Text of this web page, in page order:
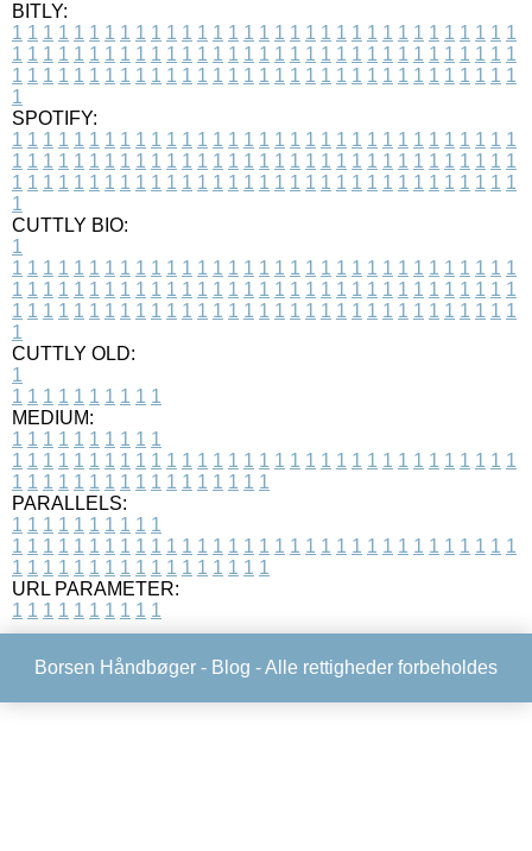
BITLY:
1 1 1 1 1 1 1 1 1 1 1 1 1 1 1 1 1 1 1 1 1 1 1 1 1 1 1 1 1 1 1 1 1
1 1 1 1 1 1 1 1 1 1 1 1 1 1 1 1 1 1 1 1 1 1 1 1 1 1 1 1 1 1 1 1 1
1 1 1 1 1 1 1 1 1 1 1 1 1 1 1 1 1 1 1 1 1 1 1 1 1 1 1 1 1 1 1 1 1
1
SPOTIFY:
1 1 1 1 1 1 1 1 1 1 1 1 1 1 1 1 1 1 1 1 1 1 1 1 1 1 1 1 1 1 1 1 1
1 1 1 1 1 1 1 1 1 1 1 1 1 1 1 1 1 1 1 1 1 1 1 1 1 1 1 1 1 1 1 1 1
1 1 1 1 1 1 1 1 1 1 1 1 1 1 1 1 1 1 1 1 1 1 1 1 1 1 1 1 1 1 1 1 1
1
CUTTLY BIO:
1
1 1 1 1 1 1 1 1 1 1 1 1 1 1 1 1 1 1 1 1 1 1 1 1 1 1 1 1 1 1 1 1 1
1 1 1 1 1 1 1 1 1 1 1 1 1 1 1 1 1 1 1 1 1 1 1 1 1 1 1 1 1 1 1 1 1
1 1 1 1 1 1 1 1 1 1 1 1 1 1 1 1 1 1 1 1 1 1 1 1 1 1 1 1 1 1 1 1 1
1
CUTTLY OLD:
1
1 1 1 1 1 1 1 1 1 1
MEDIUM:
1 1 1 1 1 1 1 1 1 1
1 1 1 1 1 1 1 1 1 1 1 1 1 1 1 1 1 1 1 1 1 1 1 1 1 1 1 1 1 1 1 1 1
1 1 1 1 1 1 1 1 1 1 1 1 1 1 1 1 1
PARALLELS:
1 1 1 1 1 1 1 1 1 1
1 1 1 1 1 1 1 1 1 1 1 1 1 1 1 1 1 1 1 1 1 1 1 1 1 1 1 1 1 1 1 1 1
1 1 1 1 1 1 1 1 1 1 1 1 1 1 1 1 1
URL PARAMETER:
1 1 1 1 1 1 1 1 1 1
Borsen Håndbøger - Blog - Alle rettigheder forbeholdes